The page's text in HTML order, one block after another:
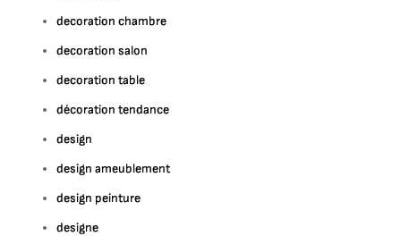
decoration chambre
decoration salon
decoration table
décoration tendance
design
design ameublement
design peinture
designe